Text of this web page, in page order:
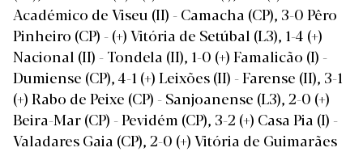
Académico de Viseu (II) - Camacha (CP), 3-0 Pêro
Pinheiro (CP) - (+) Vitória de Setúbal (L3), 1-4 (+)
Nacional (II) - Tondela (II), 1-0 (+) Famalicão (I) -
Dumiense (CP), 4-1 (+) Leixões (II) - Farense (II), 3-1
(+) Rabo de Peixe (CP) - Sanjoanense (L3), 2-0 (+)
Beira-Mar (CP) - Pevidém (CP), 3-2 (+) Casa Pia (I) -
Valadares Gaia (CP), 2-0 (+) Vitória de Guimarães